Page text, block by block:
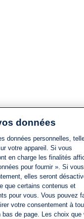
données
données personnelles,
votre appareil. Si vous
en charge les finalités
pour fournir ». Si vous
elles seront
que certains contenus et
pour vous. Vous pouvez
votre consentement à
de page. Les choix que